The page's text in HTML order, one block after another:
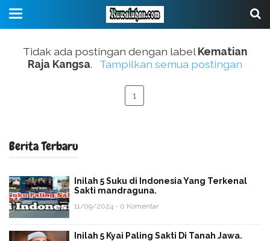
Tidak ada postingan dengan labelKematian
Raja Kangsa. Tampilkan semua postingan
1
Berita Terbaru
Inilah 5 Suku di Indonesia Yang Terkenal
Sakti mandraguna.
11/09/2024 - 0 Komentar
Inilah 5 Kyai Paling Sakti Di Tanah Jawa.